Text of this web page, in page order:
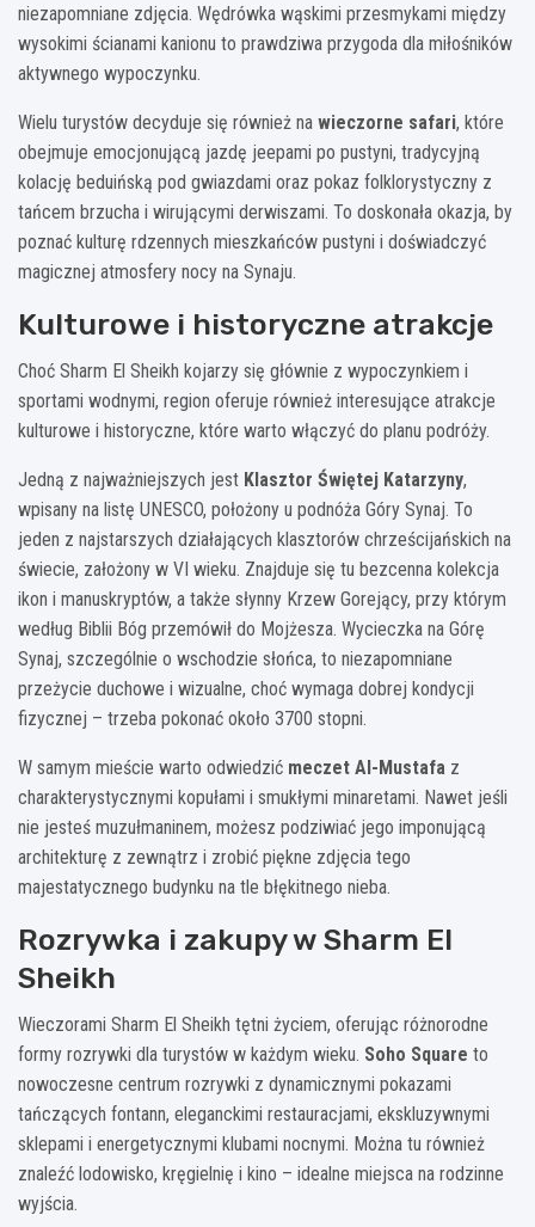
niezapomniane zdjęcia. Wędrówka wąskimi przesmykami między
wysokimi ścianami kanionu to prawdziwa przygoda dla miłośników
aktywnego wypoczynku.
Wielu turystów decyduje się również na wieczorne safari, które
obejmuje emocjonującą jazdę jeepami po pustyni, tradycyjną
kolację beduińską pod gwiazdami oraz pokaz folklorystyczny z
tańcem brzucha i wirującymi derwiszami. To doskonała okazja, by
poznać kulturę rdzennych mieszkańców pustyni i doświadczyć
magicznej atmosfery nocy na Synaju.
Kulturowe i historyczne atrakcje
Choć Sharm El Sheikh kojarzy się głównie z wypoczynkiem i
sportami wodnymi, region oferuje również interesujące atrakcje
kulturowe i historyczne, które warto włączyć do planu podróży.
Jedną z najważniejszych jest Klasztor Świętej Katarzyny,
wpisany na listę UNESCO, położony u podnóża Góry Synaj. To
jeden z najstarszych działających klasztorów chrześcijańskich na
świecie, założony w VI wieku. Znajduje się tu bezcenna kolekcja
ikon i manuskryptów, a także słynny Krzew Gorejący, przy którym
według Biblii Bóg przemówił do Mojżesza. Wycieczka na Górę
Synaj, szczególnie o wschodzie słońca, to niezapomniane
przeżycie duchowe i wizualne, choć wymaga dobrej kondycji
fizycznej – trzeba pokonać około 3700 stopni.
W samym mieście warto odwiedzić meczet Al-Mustafa z
charakterystycznymi kopułami i smukłymi minaretami. Nawet jeśli
nie jesteś muzułmaninem, możesz podziwiać jego imponującą
architekturę z zewnątrz i zrobić piękne zdjęcia tego
majestatycznego budynku na tle błękitnego nieba.
Rozrywka i zakupy w Sharm El
Sheikh
Wieczorami Sharm El Sheikh tętni życiem, oferując różnorodne
formy rozrywki dla turystów w każdym wieku. Soho Square to
nowoczesne centrum rozrywki z dynamicznymi pokazami
tańczących fontann, eleganckimi restauracjami, ekskluzywnymi
sklepami i energetycznymi klubami nocnymi. Można tu również
znaleźć lodowisko, kręgielnię i kino – idealne miejsca na rodzinne
wyjścia.